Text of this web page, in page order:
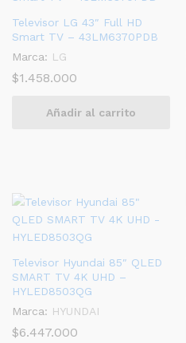
Televisor LG 43″ Full HD
Smart TV – 43LM6370PDB
Marca: LG
$1.458.000
Añadir al carrito
Televisor Hyundai 85″ QLED
SMART TV 4K UHD –
HYLED8503QG
Marca: HYUNDAI
$6.447.000